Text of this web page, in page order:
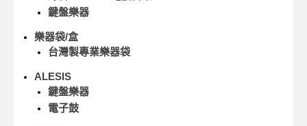
鍵盤樂器
樂器袋/盒
台灣製專業樂器袋
ALESIS
鍵盤樂器
電子鼓